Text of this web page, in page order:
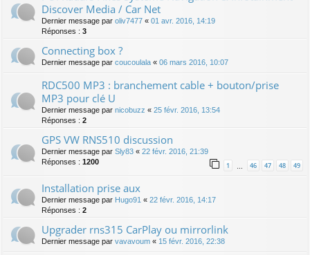
Discover Media / Car Net
Dernier message par oliv7477 « 01 avr. 2016, 14:19
Réponses : 3
Connecting box ?
Dernier message par coucoulala « 06 mars 2016, 10:07
RDC500 MP3 : branchement cable + bouton/prise
MP3 pour clé U
Dernier message par nicobuzz « 25 févr. 2016, 13:54
Réponses : 2
GPS VW RNS510 discussion
Dernier message par Sly83 « 22 févr. 2016, 21:39
Réponses : 1200 1 46 47 48 49
Installation prise aux
Dernier message par Hugo91 « 22 févr. 2016, 14:17
Réponses : 2
Upgrader rns315 CarPlay ou mirrorlink
Dernier message par vavavoum « 15 févr. 2016, 22:38